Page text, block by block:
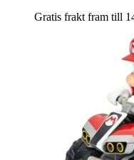
Gratis frakt fram till